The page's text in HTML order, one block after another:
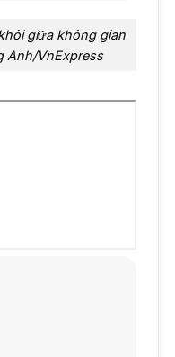
giữa không gian
Anh/VnExpress